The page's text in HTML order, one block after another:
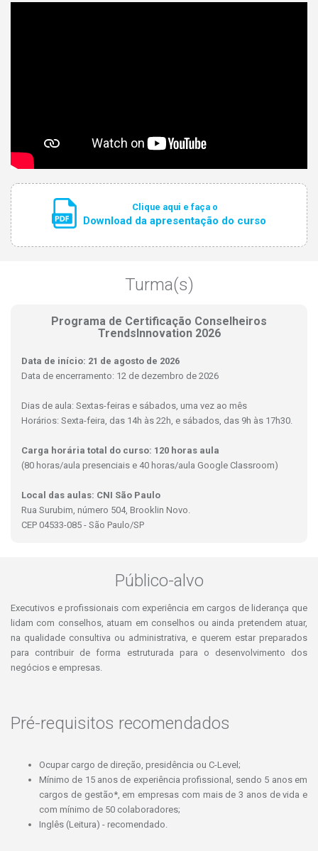
Clique aqui e faça o
Download da apresentação do curso
Turma(s)
Programa de Certificação Conselheiros
TrendsInnovation 2026
Data de início: 21 de agosto de 2026
Data de encerramento: 12 de dezembro de 2026
Dias de aula: Sextas-feiras e sábados, uma vez ao mês
Horários: Sexta-feira, das 14h às 22h, e sábados, das 9h às 17h30.
Carga horária total do curso: 120 horas aula
(80 horas/aula presenciais e 40 horas/aula Google Classroom)
Local das aulas: CNI São Paulo
Rua Surubim, número 504, Brooklin Novo.
CEP 04533-085 - São Paulo/SP
Público-alvo
Executivos e profissionais com experiência em cargos de liderança que
lidam com conselhos, atuam em conselhos ou ainda pretendem atuar,
na qualidade consultiva ou administrativa, e querem estar preparados
para contribuir de forma estruturada para o desenvolvimento dos
negócios e empresas.
Pré-requisitos recomendados
Ocupar cargo de direção, presidência ou C-Level;
Mínimo de 15 anos de experiência profissional, sendo 5 anos em
cargos de gestão*, em empresas com mais de 3 anos de vida e
com mínimo de 50 colaboradores;
Inglês (Leitura) - recomendado.